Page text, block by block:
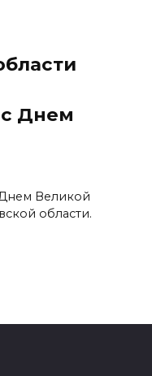
Днем
Великой
области.